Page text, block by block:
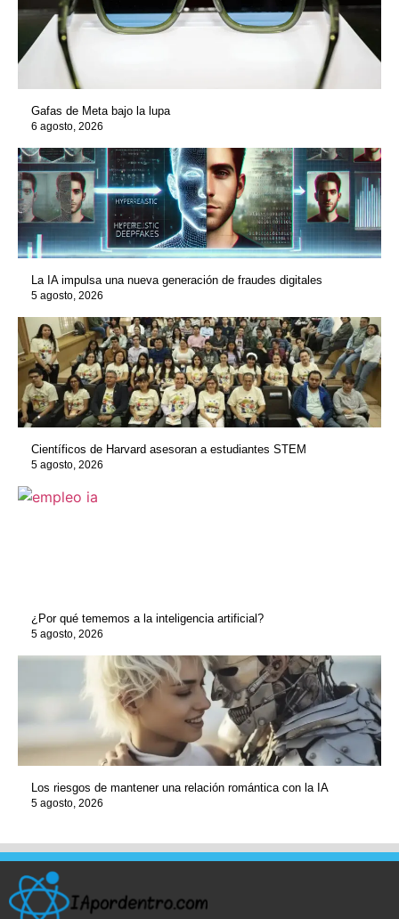
Gafas de Meta bajo la lupa
6 agosto, 2026
La IA impulsa una nueva generación de fraudes digitales
5 agosto, 2026
Científicos de Harvard asesoran a estudiantes STEM
5 agosto, 2026
¿Por qué tememos a la inteligencia artificial?
5 agosto, 2026
Los riesgos de mantener una relación romántica con la IA
5 agosto, 2026